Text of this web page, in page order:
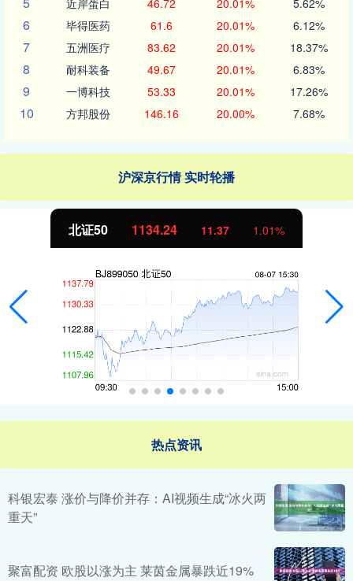
近岸蛋白 46.72 20.01% 5.62%
6 毕得医药 61.6 20.01% 6.12%
7 五洲医疗 83.62 20.01% 18.37%
8 耐科装备 49.67 20.01% 6.83%
9 一博科技 53.33 20.01% 17.26%
10 方邦股份 146.16 20.00% 7.68%
沪深京行情 实时轮播
北证50 1134.24 11.37 1.01%
热点资讯
科银宏泰 涨价与降价并存：AI视频生成“冰火两
重天”
聚富配资 欧股以涨为主 莱茵金属暴跌近19%